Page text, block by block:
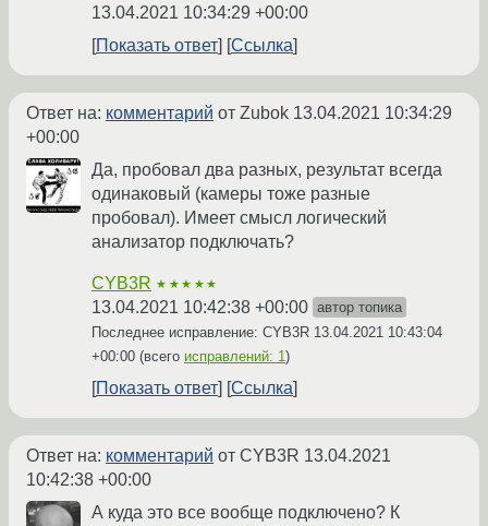
13.04.2021 10:34:29 +00:00
Показать ответ
Ссылка
Ответ на: комментарий от Zubok 13.04.2021 10:34:29
+00:00
Да, пробовал два разных, результат всегда
одинаковый (камеры тоже разные
пробовал). Имеет смысл логический
анализатор подключать?
CYB3R ★★★★★
13.04.2021 10:42:38 +00:00 автор топика
Последнее исправление: CYB3R 13.04.2021 10:43:04
+00:00 (всего исправлений: 1)
Показать ответ Ссылка
Ответ на: комментарий от CYB3R 13.04.2021
10:42:38 +00:00
А куда это все вообще подключено? К